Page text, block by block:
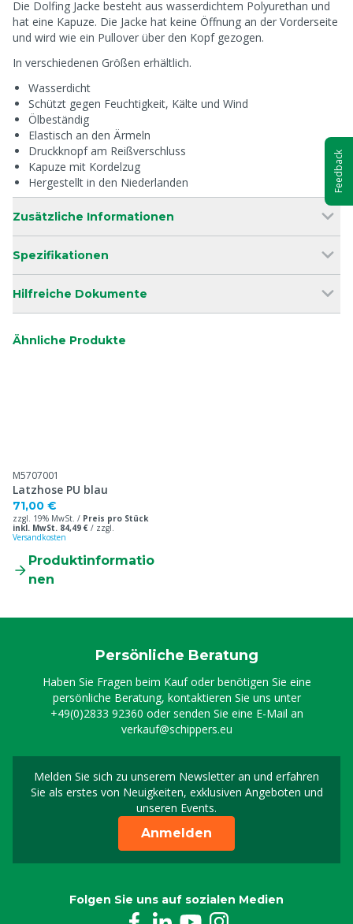
Die Dolfing Jacke besteht aus wasserdichtem Polyurethan und
hat eine Kapuze. Die Jacke hat keine Öffnung an der Vorderseite
und wird wie ein Pullover über den Kopf gezogen.
In verschiedenen Größen erhältlich.
Wasserdicht
Schützt gegen Feuchtigkeit, Kälte und Wind
Ölbeständig
Elastisch an den Ärmeln
Druckknopf am Reißverschluss
Kapuze mit Kordelzug
Hergestellt in den Niederlanden
Zusätzliche Informationen
Spezifikationen
Hilfreiche Dokumente
Ähnliche Produkte
M5707001
Latzhose PU blau
71,00 €
zzgl. 19% MwSt. / Preis pro Stück
inkl. MwSt. 84,49 € / zzgl.
Versandkosten
Produktinformatio
nen
Persönliche Beratung
Haben Sie Fragen beim Kauf oder benötigen Sie eine
persönliche Beratung, kontaktieren Sie uns unter
+49(0)2833 92360 oder senden Sie eine E-Mail an
verkauf@schippers.eu
Melden Sie sich zu unserem Newsletter an und erfahren
Sie als erstes von Neuigkeiten, exklusiven Angeboten und
unseren Events.
Melden Sie sich für
Anmelden
Folgen Sie uns auf sozialen Medien
Feedback